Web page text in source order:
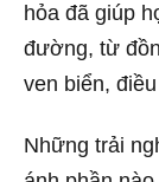
hỏa đã giúp
đường, từ
ven biển,
Những trải